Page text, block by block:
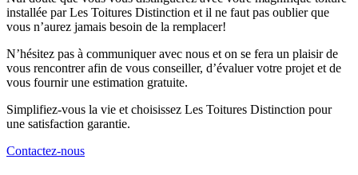
installée par Les Toitures Distinction et il ne faut pas oublier que
vous n’aurez jamais besoin de la remplacer!
N’hésitez pas à communiquer avec nous et on se fera un plaisir de
vous rencontrer afin de vous conseiller, d’évaluer votre projet et de
vous fournir une estimation gratuite.
Simplifiez-vous la vie et choisissez Les Toitures Distinction pour
une satisfaction garantie.
Contactez-nous